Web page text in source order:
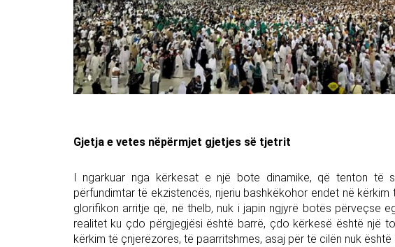
Gjetja e vetes nëpërmjet gjetjes së tjetrit
I ngarkuar nga kërkesat e një bote dinamike, që tenton të
përfundimtar të ekzistencës, njeriu bashkëkohor endet në
glorifikon arritje që, në thelb, nuk i japin ngjyrë botës përveçse
realitet ku çdo përgjegjësi është barrë, çdo kërkesë është një
kërkim të çnjerëzores, të paarritshmes, asaj për të cilën nuk është